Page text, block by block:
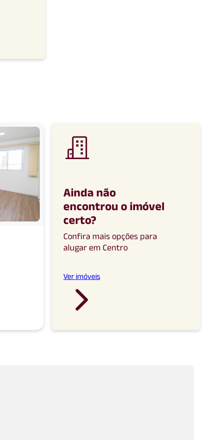
Ainda não
encontrou o imóvel
certo?
Confira mais opções para
alugar em Centro
Ver imóveis